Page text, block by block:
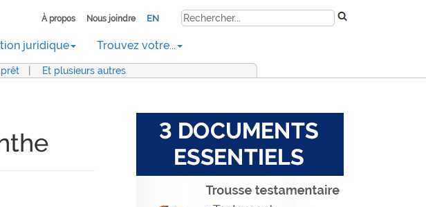
À propos Nous joindre EN
juridique Trouvez votre...
Et plusieurs autres